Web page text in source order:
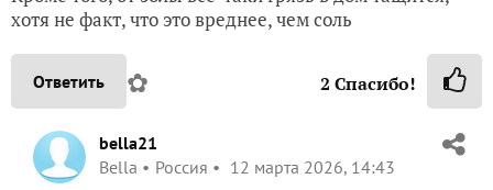
хотя не факт, что это вреднее, чем соль
Ответить ✿ 2 Спасибо!
bella21
Bella
Россия 12 марта 2026, 14:43